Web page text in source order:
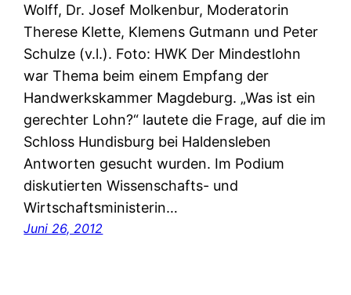
Wolff, Dr. Josef Molkenbur, Moderatorin
Therese Klette, Klemens Gutmann und Peter
Schulze (v.l.). Foto: HWK Der Mindestlohn
war Thema beim einem Empfang der
Handwerkskammer Magdeburg. „Was ist ein
gerechter Lohn?“ lautete die Frage, auf die im
Schloss Hundisburg bei Haldensleben
Antworten gesucht wurden. Im Podium
diskutierten Wissenschafts- und
Wirtschaftsministerin…
Juni 26, 2012